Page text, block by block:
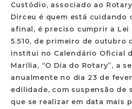
Custódio, associado ao
Dirceu é quem está cuidando
afinal, é preciso cumprir a Lei
5.510, de primeiro de outubro
institui no Calendário Oficial
Marília, “O Dia do Rotary”, a
anualmente no dia 23 de
edilidade, com suspensão de
que se realizar em data mais